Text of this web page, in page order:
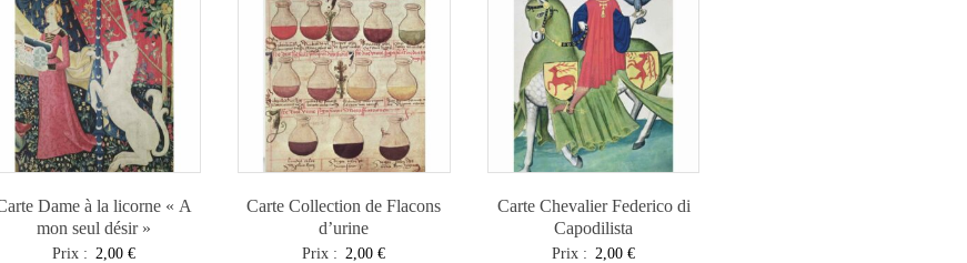
Dame à la licorne « A
mon seul désir »
Prix : 2,00€
Carte Collection de Flacons
d’urine
Prix : 2,00€
Carte Chevalier Federico di
Capodilista
Prix : 2,00€